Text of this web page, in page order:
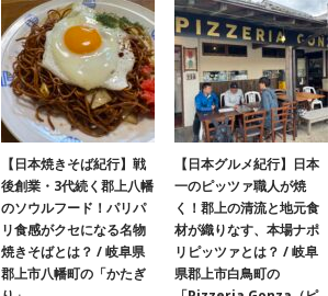
【日本焼きそば紀行】戦
後創業・3代続く郡上八幡
のソウルフード！パリパ
リ食感がクセになる名物
焼きそばとは？ / 岐阜県
郡上市八幡町の「かたぎ
【日本グルメ紀行】日本
一のピッツァ職人が焼
く！郡上の清流と地元食
材が織りなす、本場ナポ
リピッツァとは？ / 岐阜
県郡上市白鳥町の